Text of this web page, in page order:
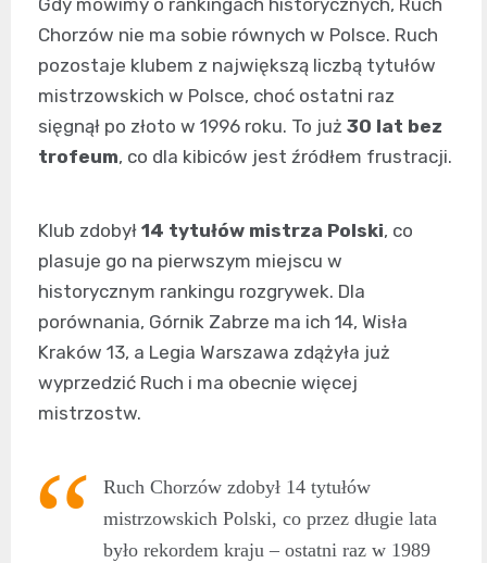
Gdy mówimy o rankingach historycznych, Ruch
Chorzów nie ma sobie równych w Polsce. Ruch
pozostaje klubem z największą liczbą tytułów
mistrzowskich w Polsce, choć ostatni raz
sięgnął po złoto w 1996 roku. To już 30 lat bez
trofeum, co dla kibiców jest źródłem frustracji.
Klub zdobył 14 tytułów mistrza Polski, co
plasuje go na pierwszym miejscu w
historycznym rankingu rozgrywek. Dla
porównania, Górnik Zabrze ma ich 14, Wisła
Kraków 13, a Legia Warszawa zdążyła już
wyprzedzić Ruch i ma obecnie więcej
mistrzostw.
Ruch Chorzów zdobył 14 tytułów
mistrzowskich Polski, co przez długie lata
było rekordem kraju – ostatni raz w 1989